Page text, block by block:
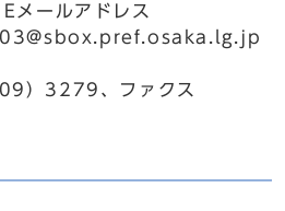
メールアドレス
）3279、ファクス